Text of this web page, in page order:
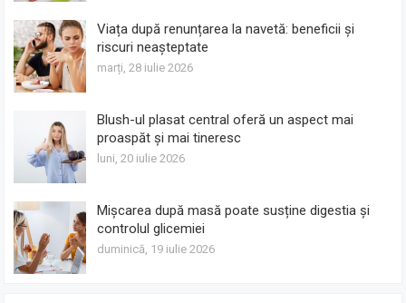
Viața după renunțarea la navetă: beneficii și
riscuri neașteptate
marți, 28 iulie 2026
Blush-ul plasat central oferă un aspect mai
proaspăt și mai tineresc
luni, 20 iulie 2026
Mișcarea după masă poate susține digestia și
controlul glicemiei
duminică, 19 iulie 2026